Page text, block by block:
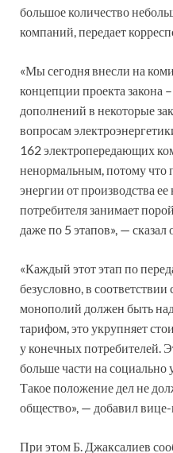
большое количество
компаний, передает
«Мы сегодня внесли на
концепции проекта закона
дополнений в некоторые
вопросам
162 электропередающих
ненормальным, потому что
энергии от производства
потребителя занимает
даже по 5 этапов», —
«Каждый этот этап по
безусловно, в
монополий должен быть
тарифом, это укрупняет
у конечных потребителей.
больше части на социально
Такое положение дел не
общество», — добавил
При этом Б. Джаксалиев